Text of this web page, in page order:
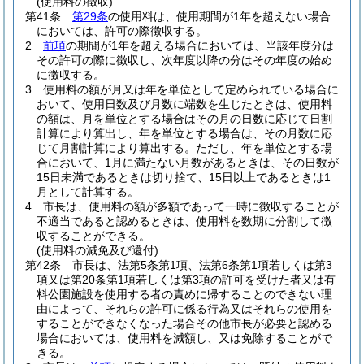
第41条
第29条の使用料は、使用期間が1年を超えない場合
においては、許可の際徴収する。
2
前項の期間が1年を超える場合においては、当該年度分は
その許可の際に徴収し、次年度以降の分はその年度の始め
に徴収する。
3
使用料の額が月又は年を単位として定められている場合に
おいて、使用日数及び月数に端数を生じたときは、使用料
の額は、月を単位とする場合はその月の日数に応じて日割
計算により算出し、年を単位とする場合は、その月数に応
じて月割計算により算出する。 ただし、年を単位とする場
合において、1月に満たない月数があるときは、その日数が
15日未満であるときは切り捨て、15日以上であるときは1
月として計算する。
4
市長は、使用料の額が多額であって一時に徴収することが
不適当であると認めるときは、使用料を数期に分割して徴
収することができる。
(使用料の減免及び還付)
第42条
市長は、法第5条第1項、法第6条第1項若しくは第3
項又は第20条第1項若しくは第3項の許可を受けた者又は有
料公園施設を使用する者の責めに帰することのできない理
由によって、それらの許可に係る行為又はそれらの使用を
することができなくなった場合その他市長が必要と認める
場合においては、使用料を減額し、又は免除することがで
きる。